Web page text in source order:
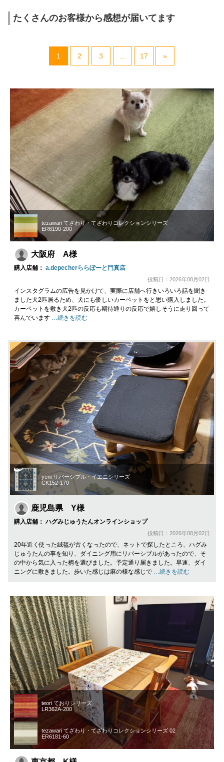
たくさんのお客様から感想が届いてます
1 2 3 17 »
tezawari てざわり・てざわりコレクションシリーズ
ER6190-200
大阪府 A様
購入店舗： a.depecherららぽーと門真店
投稿日：2026年08月02日
インスタグラムの広告を見かけて、実際に店舗へ行きいろいろ話を聞き
ました犬2匹居るため、犬にも優しいカーペットをと思い購入しました。
カーペットを敷き犬2匹の反応も期待通りの反応で嬉しそうに走り回って
喜んでいます …続きを読む
yeni リバーシブル・イエニシリーズ
CK152-170
鹿児島県 Y様
購入店舗： ハグみじゅうたんオンラインショップ
投稿日：2026年08月02日
20年近く使った絨毯が古くなったので、ネットで探したところ、ハグみ
じゅうたんの事を知り、ダイニング用にリバーシブルがあったので、そ
の中から気に入った柄を選びました。予定通り届きました。早速、ダイ
ニングに敷きました。歩いた感じは麻の様な感じで …続きを読む
teori ておりシリーズ
LR362A-200
tezawari てざわり・てざわりコレクションシリーズ 02
ER6181-60